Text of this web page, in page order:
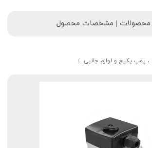
محصولات | مشخصات محصول
پمپ پکیج و لوازم جانبی